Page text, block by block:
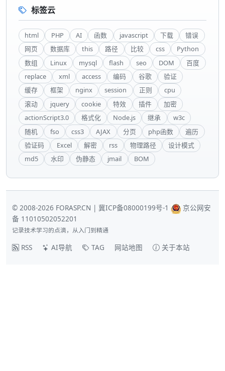
标签云
html PHP AI 函数 javascript 下载
错误
网页
数据库 this 路径 比较 css
Python
数组
Linux mysql flash seo DOM
百度
replace
xml access 编码 谷歌
验证
缓存
框架 nginx session 正则
cpu
滚动
jquery cookie 特效 插件
加密
actionScript3.0
格式化 Node.js 继承
w3c
随机
fso css3 AJAX 分页 php函数
遍历
验证码
Excel 解密 rss 物理路径
设计模式
md5
水印 伪静态 jmail BOM
© 2008-2026 FORASP.CN | 冀ICP备08000199号-1
京公网安
备 11010502052201
记录技术学习的点滴，从入门到精通
RSS AI导航 TAG 网站地图 关于本站